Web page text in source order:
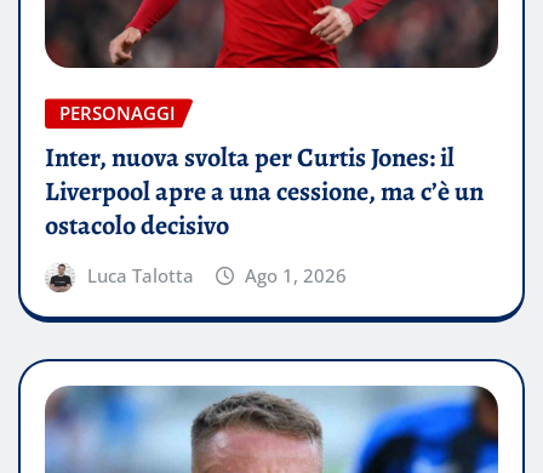
PERSONAGGI
Inter, nuova svolta per Curtis Jones: il
Liverpool apre a una cessione, ma c’è un
ostacolo decisivo
Luca Talotta Ago 1, 2026